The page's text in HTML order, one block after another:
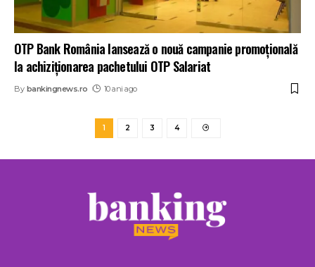
OTP Bank România lansează o nouă campanie promoţională
la achiziționarea pachetului OTP Salariat
By bankingnews.ro 10 ani ago
1 2 3 4